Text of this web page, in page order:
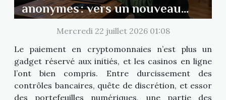
anonymes : vers un nouveau
visage du casino en ligne
Mercredi 22 juillet 2026 01:08
Le paiement en cryptomonnaies n’est plus un
gadget réservé aux initiés, et les casinos en ligne
l’ont bien compris. Entre durcissement des
contrôles bancaires, quête de discrétion, et essor
des portefeuilles numériques, une partie des